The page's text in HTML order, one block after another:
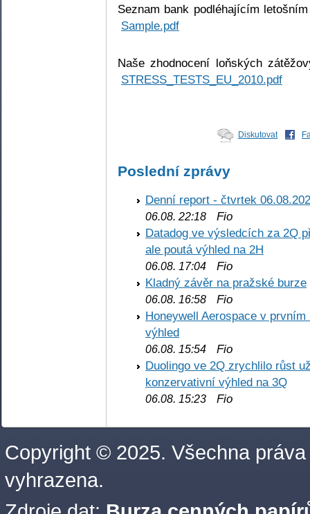
Seznam bank podléhajícím
Sample.pdf
Naše zhodnocení loňských
STRESS_TESTS_EU_2010.pdf
Diskutovat
Poslední zprávy
Denní report - čtvrtek
06.08. 22:18 Fio
Datadog ve výsledcích za 2Q
ale poutá výhled na 2H
06.08. 17:04 Fio
Kladný závěr na pražské burze
06.08. 16:58 Fio
Honeywell Aerospace v
výhled
06.08. 15:54 Fio
Duolingo ve 2Q zrychlilo růst
konzervativní výhled na 3Q
06.08. 15:23 Fio
Copyright © 2025. Všechna práva
vyhrazena.